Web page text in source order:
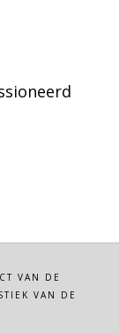
VAN DE
VAN DE